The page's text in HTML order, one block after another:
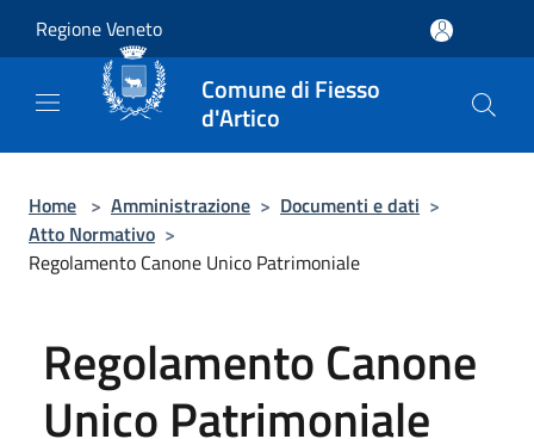
Regione Veneto
Comune di Fiesso
d'Artico
Home > Amministrazione > Documenti e dati >
Atto Normativo >
Regolamento Canone Unico Patrimoniale
Regolamento Canone
Unico Patrimoniale